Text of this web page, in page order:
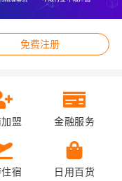
免费注册
盟 金融服务
宿 日用百货